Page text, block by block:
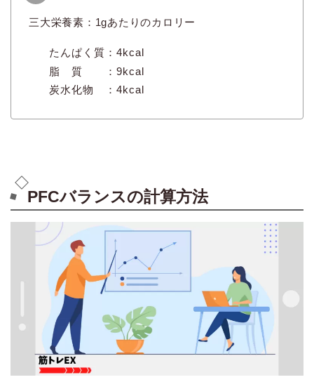
三大栄養素：1gあたりのカロリー
たんぱく質：4kcal
脂 質 ：9kcal
炭水化物 ：4kcal
PFCバランスの計算方法